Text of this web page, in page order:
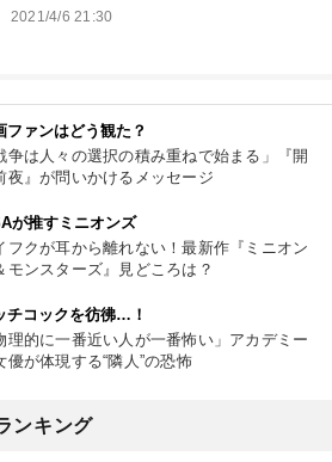
2021/4/6 21:30
ファンはどう観た？
争は人々の選択の積み重ねで始まる」『開
夜』が問いかけるメッセージ
が推すミニオンズ
フクが耳から離れない！最新作『ミニオン
モンスターズ』見どころは？
チコックを彷彿…！
理的に一番近い人が一番怖い」アカデミー
優が体現する“隣人”の恐怖
ンキング